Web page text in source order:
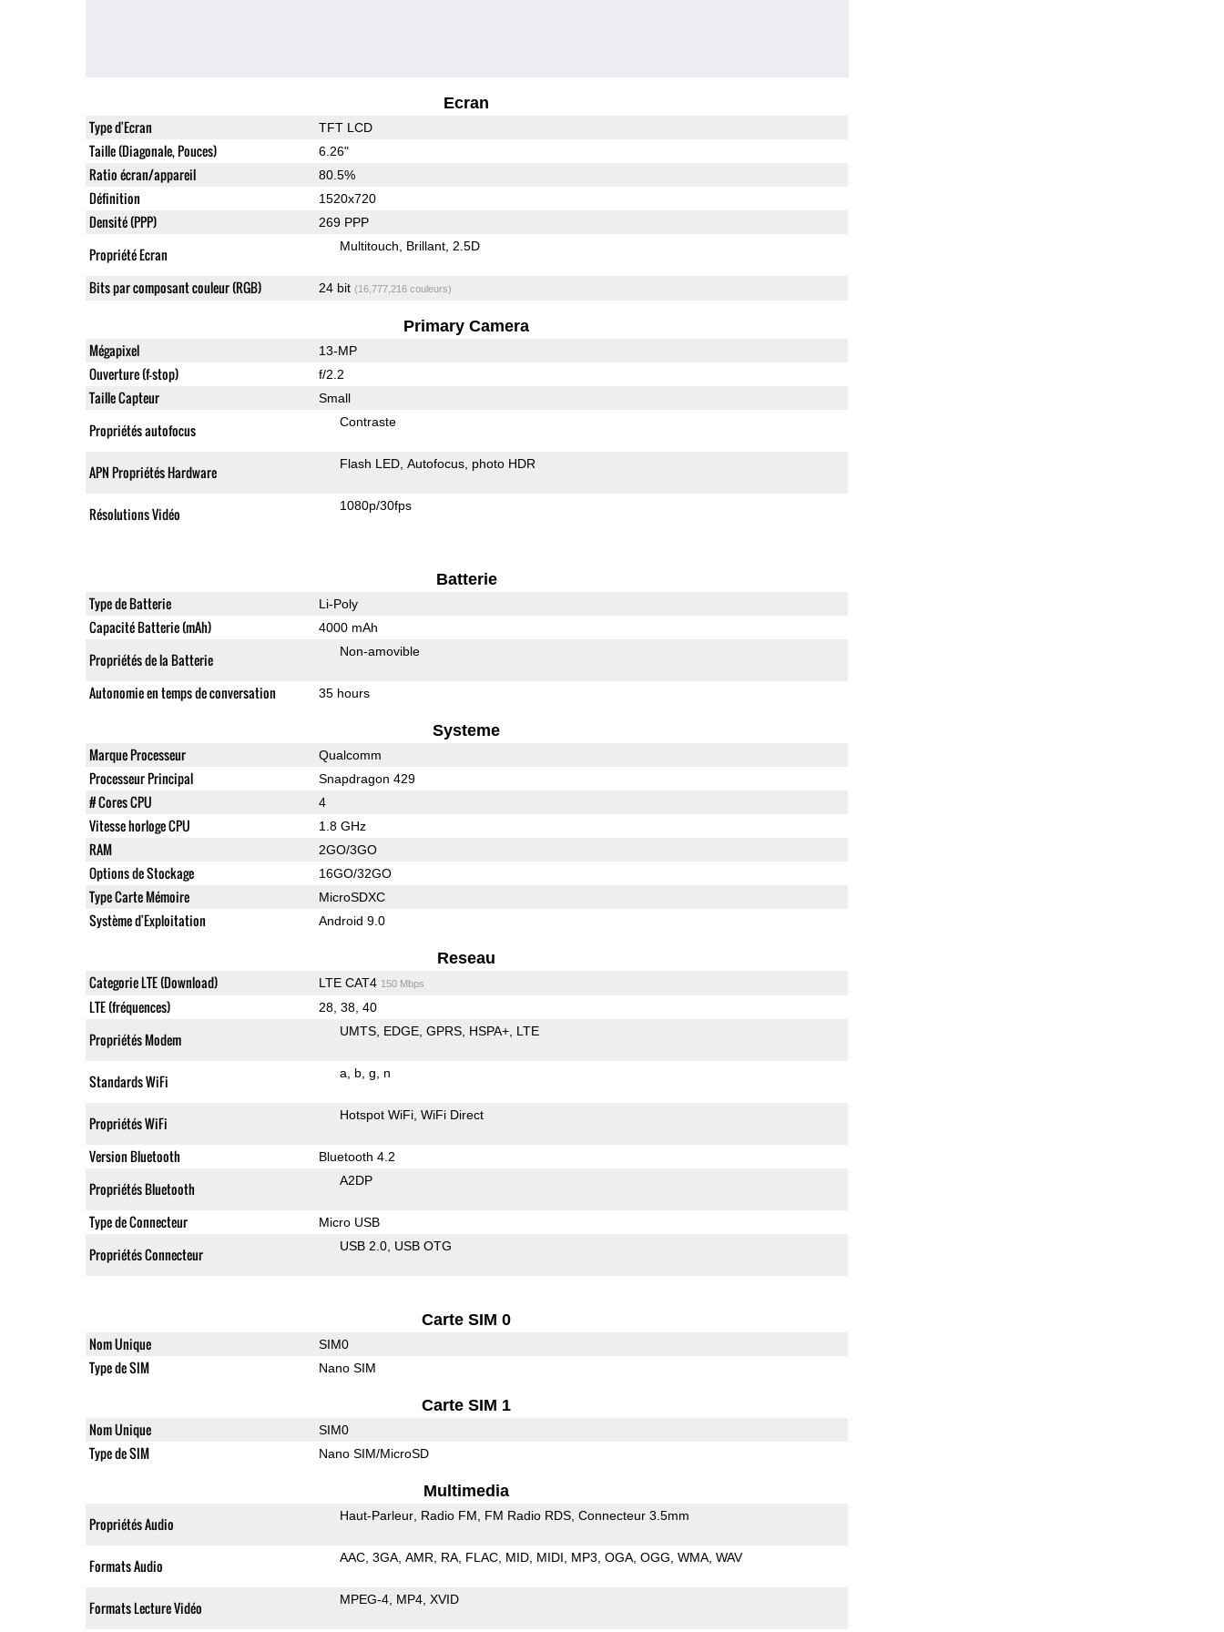
Ecran
Type d'Ecran TFT LCD
Taille (Diagonale, Pouces) 6.26"
Ratio écran/appareil 80.5%
Définition 1520x720
Densité (PPP) 269 PPP
Propriété Ecran Multitouch Brillant 2.5D
Bits par composant couleur (RGB) 24 bit (16,777,216 couleurs)
Primary Camera
Mégapixel 13-MP
Ouverture (f-stop) f/2.2
Taille Capteur Small
Propriétés autofocus Contraste
APN Propriétés Hardware Flash LED Autofocus photo HDR
Résolutions Vidéo 1080p/30fps
Batterie
Type de Batterie Li-Poly
Capacité Batterie (mAh) 4000 mAh
Propriétés de la Batterie Non-amovible
Autonomie en temps de conversation 35 hours
Systeme
Marque Processeur Qualcomm
Processeur Principal Snapdragon 429
# Cores CPU 4
Vitesse horloge CPU 1.8 GHz
RAM 2GO/3GO
Options de Stockage 16GO/32GO
Type Carte Mémoire MicroSDXC
Système d'Exploitation Android 9.0
Reseau
Categorie LTE (Download) LTE CAT4 150 Mbps
LTE (fréquences) 28, 38, 40
Propriétés Modem UMTS EDGE GPRS HSPA+ LTE
Standards WiFi a b g n
Propriétés WiFi Hotspot WiFi WiFi Direct
Version Bluetooth Bluetooth 4.2
Propriétés Bluetooth A2DP
Type de Connecteur Micro USB
Propriétés Connecteur USB 2.0 USB OTG
Carte SIM 0
Nom Unique SIM0
Type de SIM Nano SIM
Carte SIM 1
Nom Unique SIM0
Type de SIM Nano SIM/MicroSD
Multimedia
Propriétés Audio Haut-Parleur Radio FM FM Radio RDS Connecteur 3.5mm
Formats Audio AAC 3GA AMR RA FLAC MID MIDI MP3 OGA OGG WMA WAV
Formats Lecture Vidéo MPEG-4 MP4 XVID